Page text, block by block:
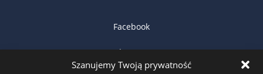
Szanujemy Twoją prywatność
Facebook
WhatsApp